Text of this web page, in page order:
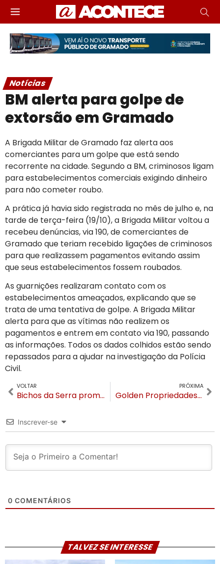
Notícias
BM alerta para golpe de
extorsão em Gramado
A Brigada Militar de Gramado faz alerta aos
comerciantes para um golpe que está sendo
recorrente na cidade. Segundo a BM, criminosos ligam
para estabelecimentos comerciais exigindo dinheiro
para não cometer roubo.
A prática já havia sido registrada no mês de julho e, na
tarde de terça-feira (19/10), a Brigada Militar voltou a
recebeu denúncias, via 190, de comerciantes de
Gramado que teriam recebido ligações de criminosos
para que realizassem pagamentos evitando assim
que seus estabelecimentos fossem roubados.
As guarnições realizaram contato com os
estabelecimentos ameaçados, explicando que se
trata de uma tentativa de golpe. A Brigada Militar
alerta para que as vítimas não realizem os
pagamentos e entrem em contato via 190, passando
as informações. Todos os dados colhidos estão sendo
repassados para a ajudar na investigação da Polícia
Civil.
VOLTAR
Bichos da Serra promove o Passeio Pet neste domingo em Gramado
PRÓXIMA
Golden Propriedades de Lazer é apoiador da revitalização do Teatrão em Canela
Inscrever-se
0 COMENTÁRIOS
TALVEZ SE INTERESSE